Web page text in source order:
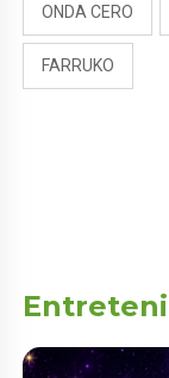
ONDA CERO
FARRUKO